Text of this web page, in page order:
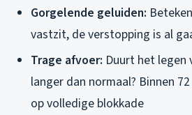
Gorgelende geluiden:
vastzit, de verstopping is al
Trage afvoer: Duurt het legen
langer dan normaal? Binnen
op volledige blokkade